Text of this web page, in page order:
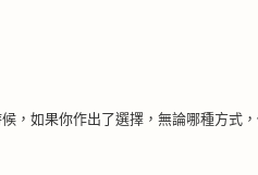
，如果你作出了選擇，無論哪種方式